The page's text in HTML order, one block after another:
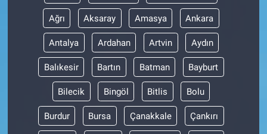
Ağrı Aksaray Amasya Ankara
Antalya Ardahan Artvin Aydın
Balıkesir Bartın Batman Bayburt
Bilecik Bingöl Bitlis Bolu
Burdur Bursa Çanakkale Çankırı